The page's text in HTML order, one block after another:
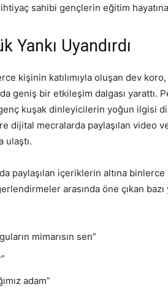
sahibi gençlerin eğitim
Yankı Uyandırdı
kişinin katılımıyla oluşan dev
geniş bir etkileşim dalgası yarattı.
kuşak dinleyicilerin yoğun ilgisi
dijital mecralarda paylaşılan video
ulaştı.
paylaşılan içeriklerin altına
arasında öne çıkan
mimarısın sen”
adam”